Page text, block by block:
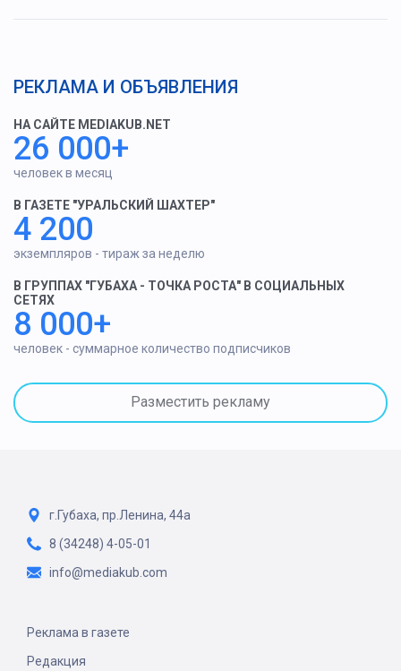
РЕКЛАМА И ОБЪЯВЛЕНИЯ
НА САЙТЕ MEDIAKUB.NET
26 000+
человек в месяц
В ГАЗЕТЕ "УРАЛЬСКИЙ ШАХТЕР"
4 200
экземпляров - тираж за неделю
В ГРУППАХ "ГУБАХА - ТОЧКА РОСТА" В СОЦИАЛЬНЫХ
СЕТЯХ
8 000+
человек - суммарное количество подписчиков
Разместить рекламу
г.Губаха, пр.Ленина, 44а
8 (34248) 4-05-01
info@mediakub.com
Реклама в газете
Редакция